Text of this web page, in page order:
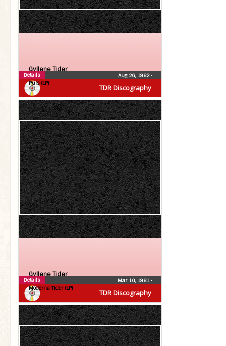
TDR Discography
Gyllene Tider
Puls (LP)
Aug 26, 1982•
Details
TDR Discography
Gyllene Tider
Moderna Tider (LP)
Mar 10, 1981 •
Details